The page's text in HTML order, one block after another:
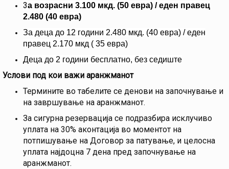
3а возрасни 3.100 мкд. (50 евра) / еден правец
2.480 (40 евра)
За деца до 12 години 2.480 мкд. (40 евра) / еден
правец 2.170 мкд ( 35 евра)
Деца до 2 години бесплатно, без седиште
Услови под кои важи аранжманот
Термините во табелите се денови на започнување и
на завршување на аранжманот.
За сигурна резервација се подразбира исклучиво
уплата на 30% аконтација во моментот на
потпишување на Договор за патување, и целосна
уплата најдоцна 7 дена пред започнување на
аранжманот.